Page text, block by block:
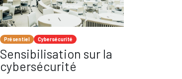
Présentiel Cybersécurité
Sensibilisation sur la
cybersécurité